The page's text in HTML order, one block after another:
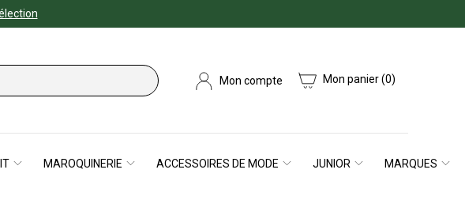
Mon compte Mon panier(0)
MAROQUINERIE ACCESSOIRES DE MODE JUNIOR MARQUES